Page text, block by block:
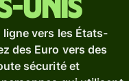
Unis
vers les États-
des Euro vers des
sécurité et